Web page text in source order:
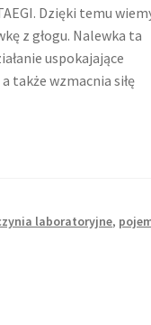
Dzięki temu
z głogu. Nalewka ta
uspokajające
także wzmacnia siłę
laboratoryjne,